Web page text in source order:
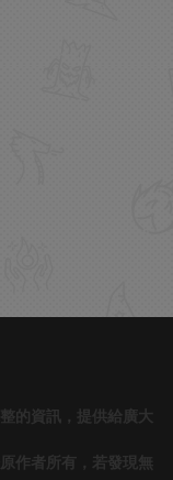
的資訊，提供給廣大
作者所有，若發現無